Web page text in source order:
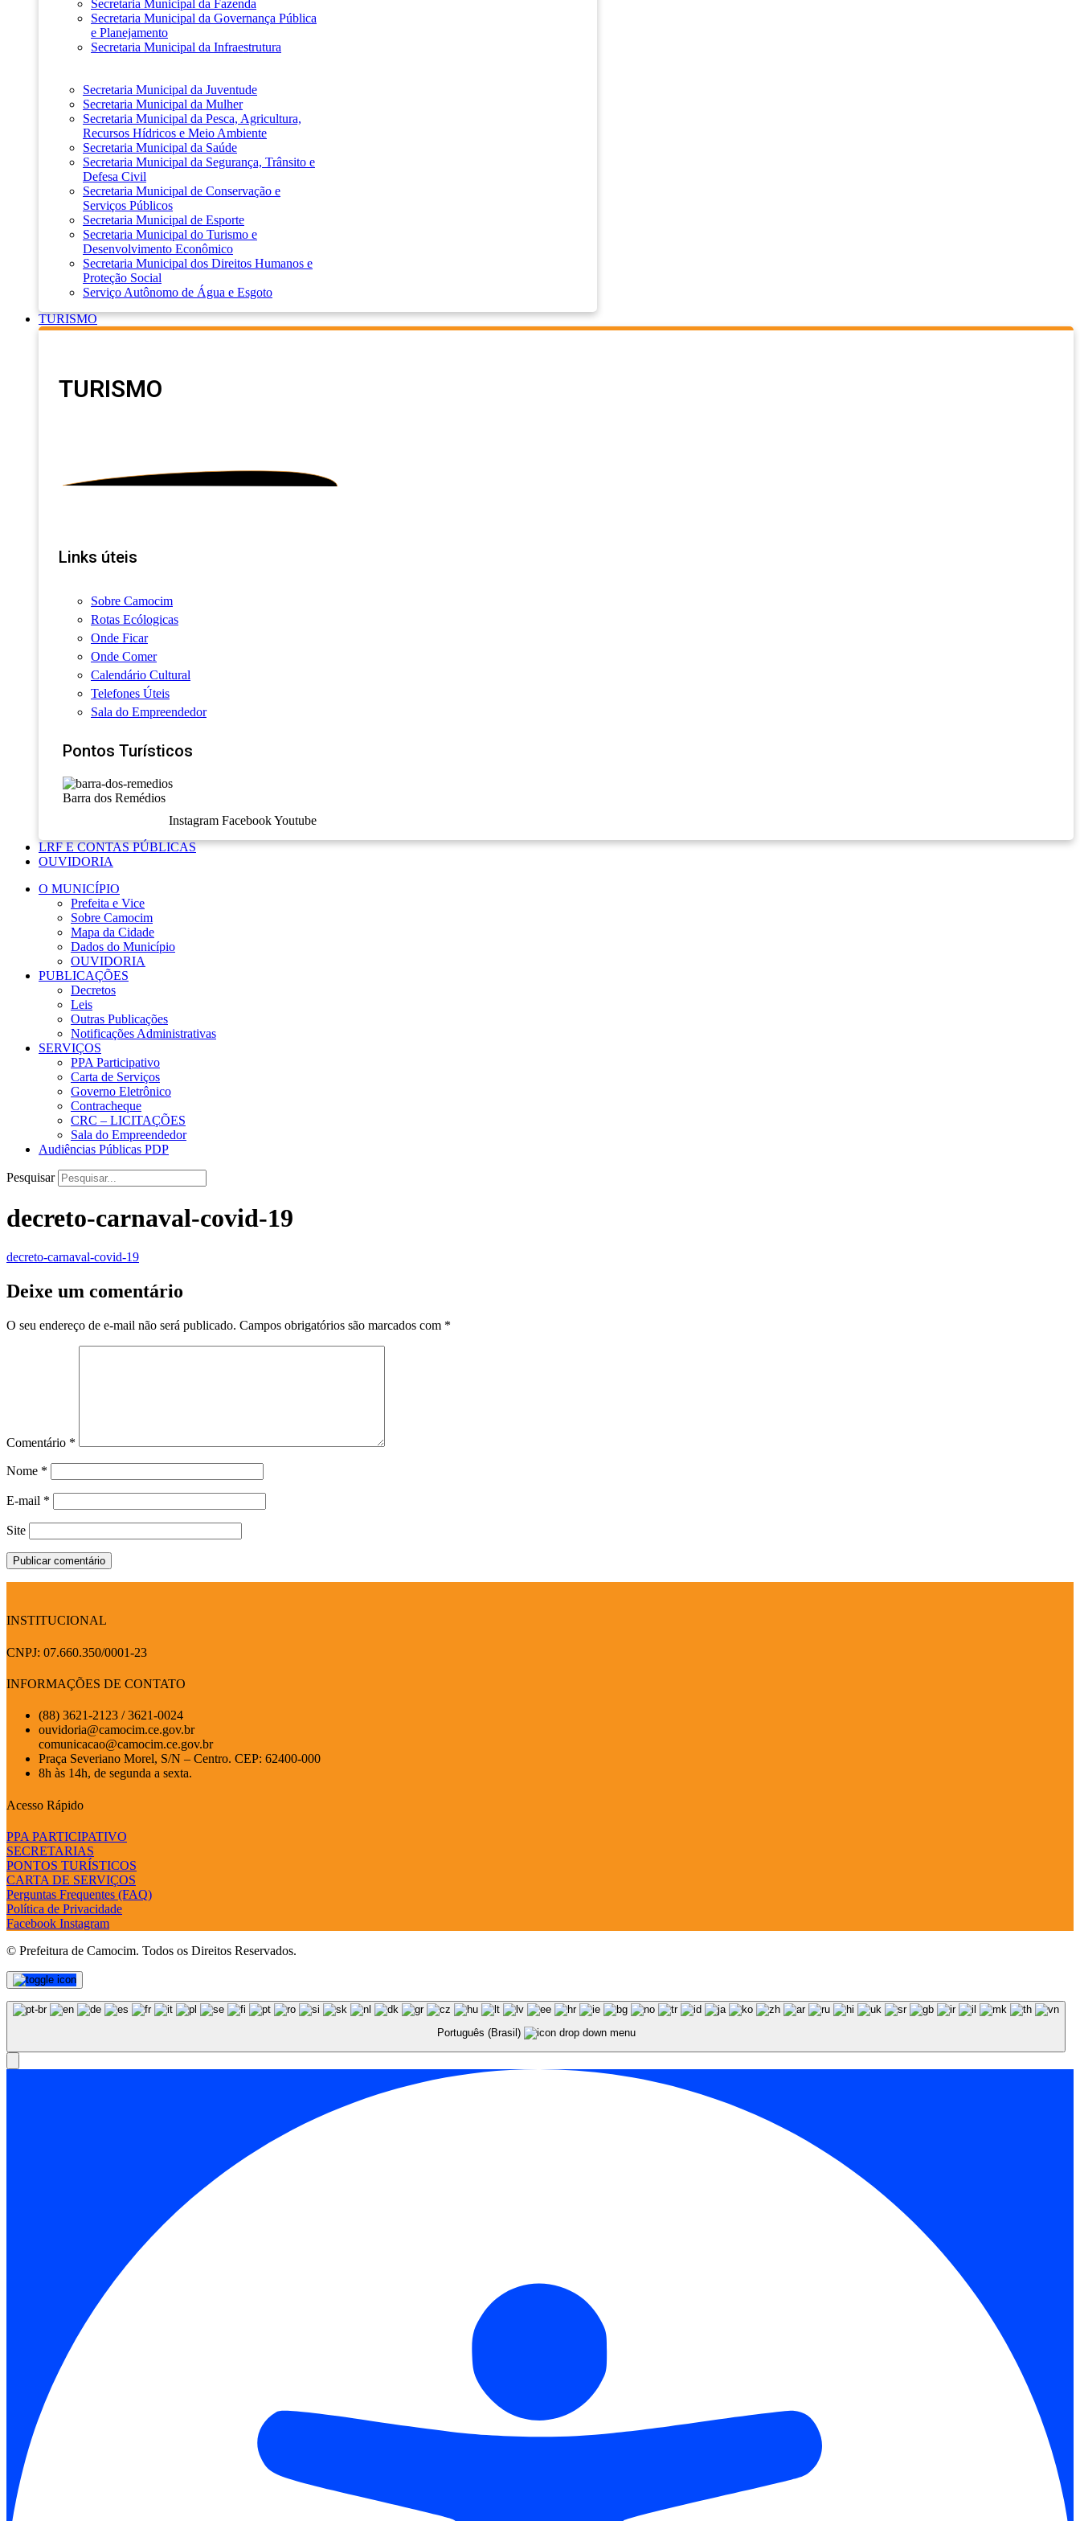
Secretaria Municipal da Fazenda
Secretaria Municipal da Governança Pública
e Planejamento
Secretaria Municipal da Infraestrutura
Secretaria Municipal da Juventude
Secretaria Municipal da Mulher
Secretaria Municipal da Pesca, Agricultura,
Recursos Hídricos e Meio Ambiente
Secretaria Municipal da Saúde
Secretaria Municipal da Segurança, Trânsito e
Defesa Civil
Secretaria Municipal de Conservação e
Serviços Públicos
Secretaria Municipal de Esporte
Secretaria Municipal do Turismo e
Desenvolvimento Econômico
Secretaria Municipal dos Direitos Humanos e
Proteção Social
Serviço Autônomo de Água e Esgoto
TURISMO
TURISMO
Links úteis
Sobre Camocim
Rotas Ecólogicas
Onde Ficar
Onde Comer
Calendário Cultural
Telefones Úteis
Sala do Empreendedor
Pontos Turísticos
Barra dos Remédios
Instagram FacebookYoutube
LRF E CONTAS PÚBLICAS
OUVIDORIA
O MUNICÍPIO
Prefeita e Vice
Sobre Camocim
Mapa da Cidade
Dados do Município
OUVIDORIA
PUBLICAÇÕES
Decretos
Leis
Outras Publicações
Notificações Administrativas
SERVIÇOS
PPA Participativo
Carta de Serviços
Governo Eletrônico
Contracheque
CRC – LICITAÇÕES
Sala do Empreendedor
Audiências Públicas PDP
Pesquisar
decreto-carnaval-covid-19
decreto-carnaval-covid-19
Deixe um comentário
O seu endereço de e-mail não será publicado. Campos obrigatórios são marcados com *
Comentário *
Nome *
E-mail *
Site
INSTITUCIONAL
CNPJ: 07.660.350/0001-23
INFORMAÇÕES DE CONTATO
(88) 3621-2123 / 3621-0024
ouvidoria@camocim.ce.gov.br
comunicacao@camocim.ce.gov.br
Praça Severiano Morel, S/N – Centro. CEP: 62400-000
8h às 14h, de segunda a sexta.
Acesso Rápido
PPA PARTICIPATIVO
SECRETARIAS
PONTOS TURÍSTICOS
CARTA DE SERVIÇOS
Perguntas Frequentes (FAQ)
Política de Privacidade
Facebook Instagram
© Prefeitura de Camocim. Todos os Direitos Reservados.
Português (Brasil)